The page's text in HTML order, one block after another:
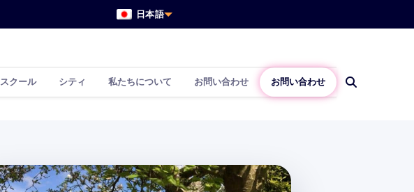
日本語
スクール シティ 私たちについて お問い合わせ お問い合わせ